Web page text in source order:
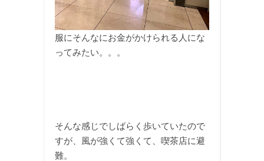
服にそんなにお金がかけられる人にな
ってみたい。。。
そんな感じでしばらく歩いていたので
すが、風が強くて強くて、喫茶店に避
難。